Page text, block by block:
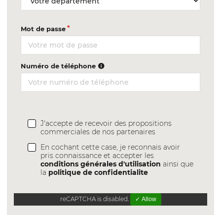
Mot de passe
Numéro de téléphone
J'accepte de recevoir des propositions
commerciales de nos partenaires
En cochant cette case, je reconnais avoir
pris connaissance et accepter les
conditions générales d'utilisation ainsi que
la politique de confidentialite
reCAPTCHA is disabled. ✓ Allow